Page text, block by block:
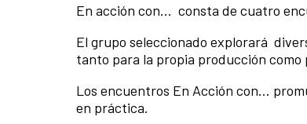
En acción con… consta de cuatro
El grupo seleccionado explorará
tanto para la propia producción
Los encuentros En Acción con…
en práctica.